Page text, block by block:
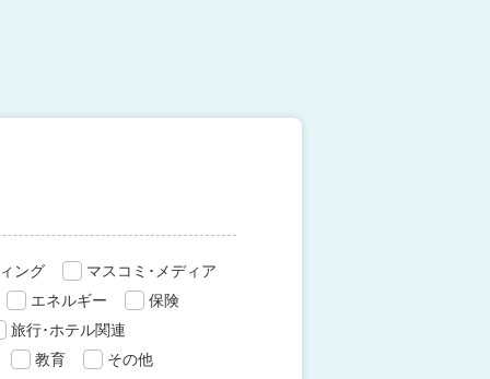
ング
マスコミ･メディア
エネルギー
保険
旅行･ホテル関連
教育
その他